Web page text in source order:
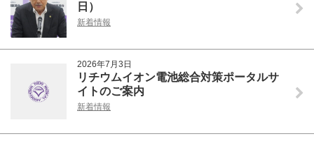
日）
新着情報
2026年7月3日
リチウムイオン電池総合対策ポータルサ
イトのご案内
新着情報